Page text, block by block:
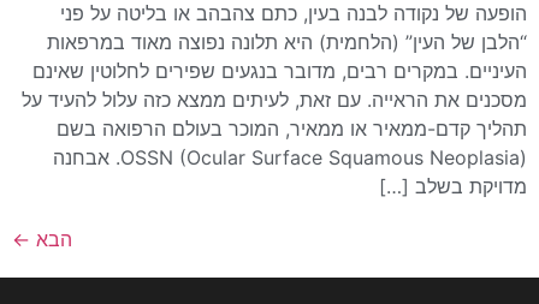
הופעה של נקודה לבנה בעין, כתם צהבהב או בליטה על פני
“הלבן של העין” (הלחמית) היא תלונה נפוצה מאוד במרפאות
העיניים. במקרים רבים, מדובר בנגעים שפירים לחלוטין שאינם
מסכנים את הראייה. עם זאת, לעיתים ממצא כזה עלול להעיד על
תהליך קדם-ממאיר או ממאיר, המוכר בעולם הרפואה בשם
OSSN (Ocular Surface Squamous Neoplasia). אבחנה
מדויקת בשלב […]
הבא ←